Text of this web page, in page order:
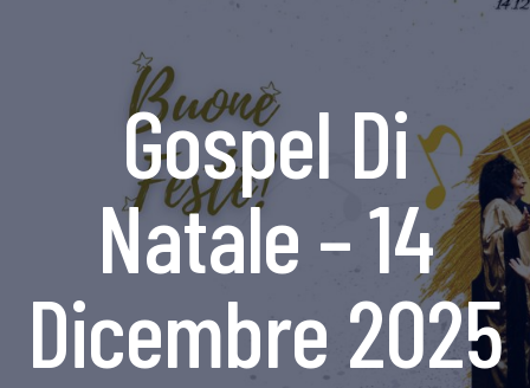
Gospel Di
Natale – 14
Dicembre 2025